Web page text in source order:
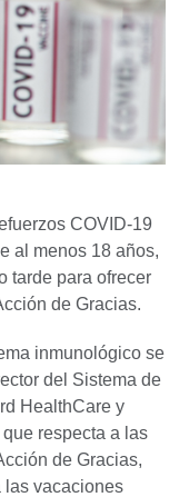
COVID-19
al menos 18 años,
tarde para ofrecer
de Gracias.
inmunológico se
del Sistema de
HealthCare y
respecta a las
de Gracias,
las vacaciones